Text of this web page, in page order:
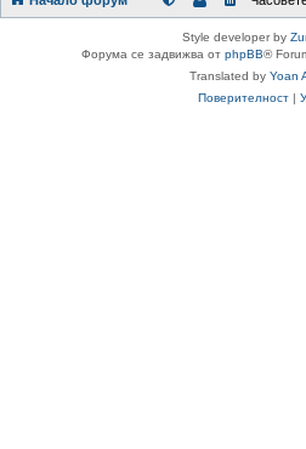
Style developer by
Форума се задвижва от phpBB®
Translated by Yoan
Поверителност |